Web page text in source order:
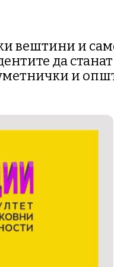
вештини и
да
и